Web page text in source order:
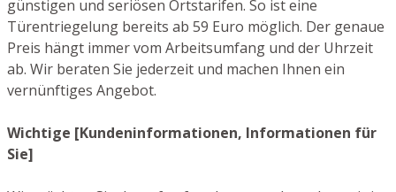
günstigen und seriösen Ortstarifen. So ist eine
Türentriegelung bereits ab 59 Euro möglich. Der genaue
Preis hängt immer vom Arbeitsumfang und der Uhrzeit
ab. Wir beraten Sie jederzeit und machen Ihnen ein
vernünftiges Angebot.
Wichtige [Kundeninformationen, Informationen für
Sie]